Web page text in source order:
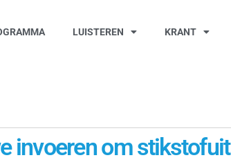
LUISTEREN KRANT
invoeren om